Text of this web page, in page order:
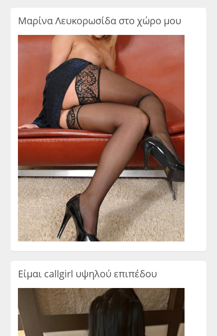
Μαρίνα Λευκορωσίδα στο χώρο μου
Είμαι callgirl υψηλού επιπέδου